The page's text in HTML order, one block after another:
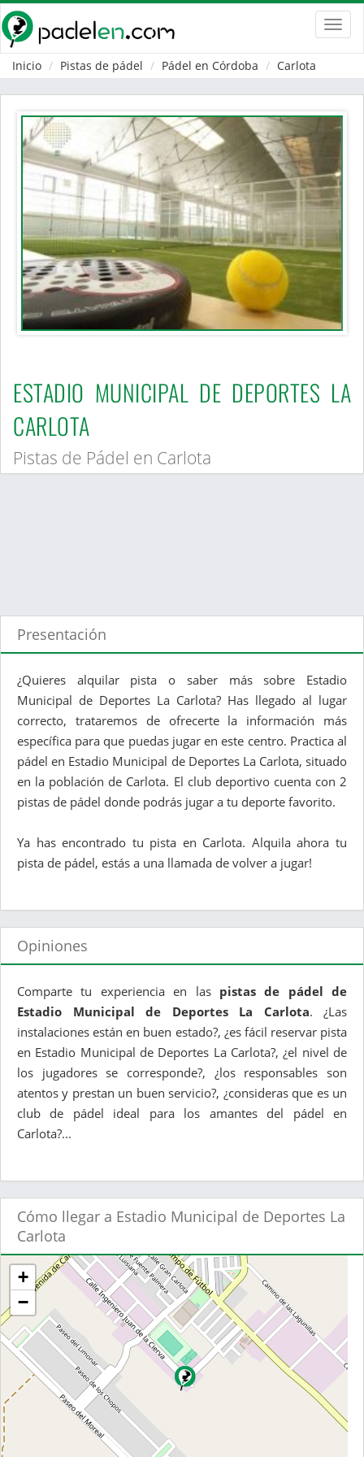
Inicio
Pistas de pádel Pádel en Córdoba Carlota
ESTADIO MUNICIPAL DE DEPORTES LA
CARLOTA
Pistas de Pádel en Carlota
Presentación
¿Quieres alquilar pista o saber más sobre Estadio
Municipal de Deportes La Carlota? Has llegado al lugar
correcto, trataremos de ofrecerte la información más
específica para que puedas jugar en este centro. Practica al
pádel en Estadio Municipal de Deportes La Carlota, situado
en la población de Carlota. El club deportivo cuenta con 2
pistas de pádel donde podrás jugar a tu deporte favorito.
Ya has encontrado tu pista en Carlota. Alquila ahora tu
pista de pádel, estás a una llamada de volver a jugar!
Opiniones
Comparte tu experiencia en las pistas de pádel de
Estadio Municipal de Deportes La Carlota. ¿Las
instalaciones están en buen estado?, ¿es fácil reservar pista
en Estadio Municipal de Deportes La Carlota?, ¿el nivel de
los jugadores se corresponde?, ¿los responsables son
atentos y prestan un buen servicio?, ¿consideras que es un
club de pádel ideal para los amantes del pádel en
Carlota?...
Cómo llegar a Estadio Municipal de Deportes La
Carlota
+
−